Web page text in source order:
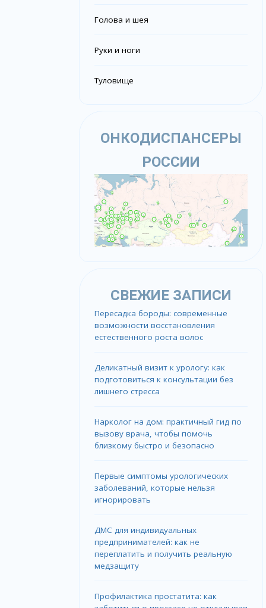
Голова и шея
Руки и ноги
Туловище
ОНКОДИСПАНСЕРЫ
РОССИИ
СВЕЖИЕ ЗАПИСИ
Пересадка бороды: современные
возможности восстановления
естественного роста волос
Деликатный визит к урологу: как
подготовиться к консультации без
лишнего стресса
Нарколог на дом: практичный гид по
вызову врача, чтобы помочь
близкому быстро и безопасно
Первые симптомы урологических
заболеваний, которые нельзя
игнорировать
ДМС для индивидуальных
предпринимателей: как не
переплатить и получить реальную
медзащиту
Профилактика простатита: как